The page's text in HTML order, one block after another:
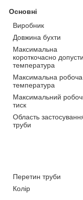
Основні
Виробник
Довжина бухти
Максимальна
короткочасно
температура
Максимальна робоча
температура
Максимальний
тиск
Область
труби
Перетин труби
Колір